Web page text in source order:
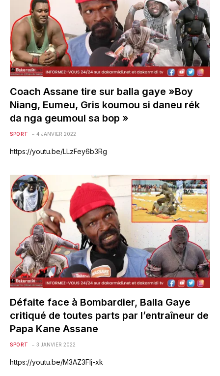
Coach Assane tire sur balla gaye »Boy
Niang, Eumeu, Gris koumou si daneu rék
da nga geumoul sa bop »
SPORT 4 JANVIER 2022
https://youtu.be/LLzFey6b3Rg
Défaite face à Bombardier, Balla Gaye
critiqué de toutes parts par l’entraîneur de
Papa Kane Assane
SPORT 3 JANVIER 2022
https://youtu.be/M3AZ3Flj-xk